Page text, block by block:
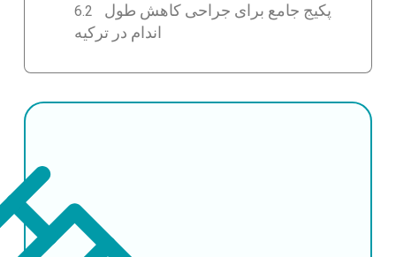
پکیج جامع برای جراحی کاهش طول
اندام در ترکیه